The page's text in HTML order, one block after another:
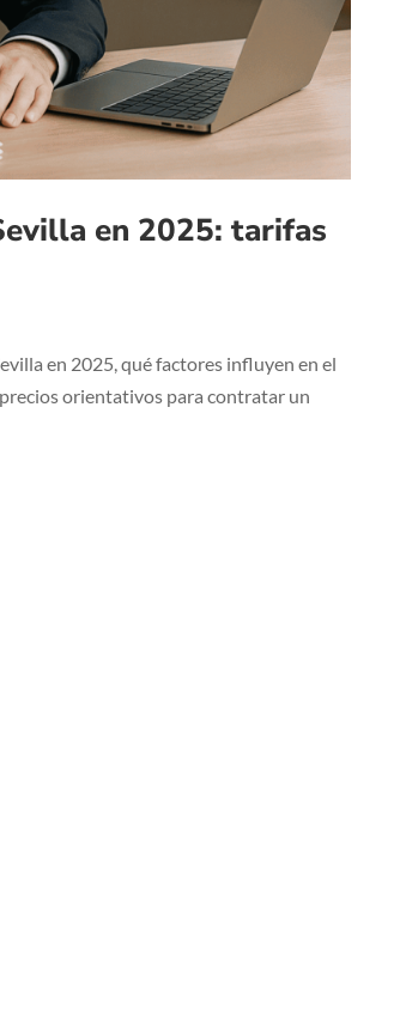
en 2025: tarifas
en 2025, qué factores influyen en el
orientativos para contratar un